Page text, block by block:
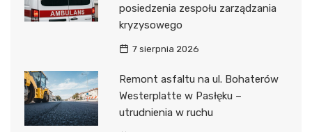
posiedzenia zespołu zarządzania
kryzysowego
7 sierpnia 2026
Remont asfaltu na ul. Bohaterów
Westerplatte w Pasłęku –
utrudnienia w ruchu